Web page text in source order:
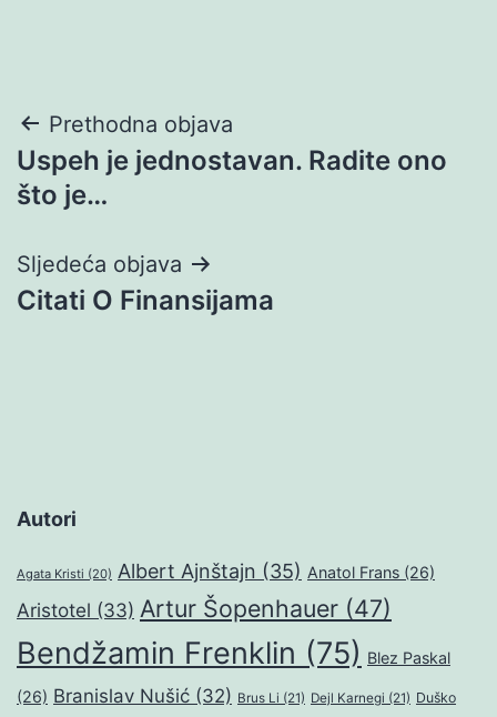
Navigacija
objava
Prethodna objava
Uspeh je jednostavan. Radite ono
što je…
Sljedeća objava
Citati O Finansijama
Autori
Agata Kristi (20) Albert Ajnštajn (35) Anatol Frans (26)
Aristotel (33) Artur Šopenhauer (47)
Bendžamin Frenklin (75) Blez Paskal
(26) Branislav Nušić (32) Brus Li (21) Dejl Karnegi (21) Duško